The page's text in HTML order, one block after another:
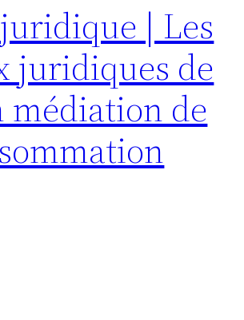
| Les
juridiques de
médiation de